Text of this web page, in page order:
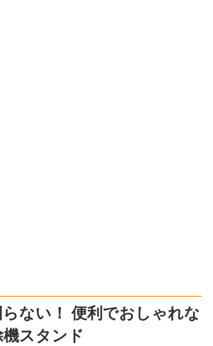
ない！ 便利でおしゃれな
スタンド